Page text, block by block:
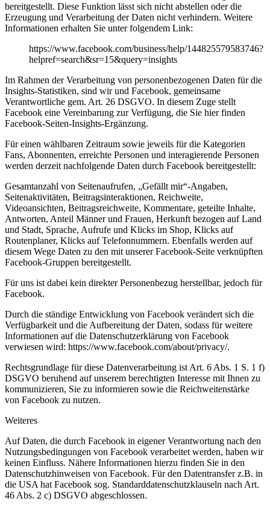
bereitgestellt. Diese Funktion lässt sich nicht abstellen oder die
Erzeugung und Verarbeitung der Daten nicht verhindern. Weitere
Informationen erhalten Sie unter folgendem Link:
https://www.facebook.com/business/help/144825579583746?
helpref=search&sr=15&query=insights
Im Rahmen der Verarbeitung von personenbezogenen Daten für die
Insights-Statistiken, sind wir und Facebook, gemeinsame
Verantwortliche gem. Art. 26 DSGVO. In diesem Zuge stellt
Facebook eine Vereinbarung zur Verfügung, die Sie hier finden
Facebook-Seiten-Insights-Ergänzung.
Für einen wählbaren Zeitraum sowie jeweils für die Kategorien
Fans, Abonnenten, erreichte Personen und interagierende Personen
werden derzeit nachfolgende Daten durch Facebook bereitgestellt:
Gesamtanzahl von Seitenaufrufen, „Gefällt mir“-Angaben,
Seitenaktivitäten, Beitragsinteraktionen, Reichweite,
Videoansichten, Beitragsreichweite, Kommentare, geteilte Inhalte,
Antworten, Anteil Männer und Frauen, Herkunft bezogen auf Land
und Stadt, Sprache, Aufrufe und Klicks im Shop, Klicks auf
Routenplaner, Klicks auf Telefonnummern. Ebenfalls werden auf
diesem Wege Daten zu den mit unserer Facebook-Seite verknüpften
Facebook-Gruppen bereitgestellt.
Für uns ist dabei kein direkter Personenbezug herstellbar, jedoch für
Facebook.
Durch die ständige Entwicklung von Facebook verändert sich die
Verfügbarkeit und die Aufbereitung der Daten, sodass für weitere
Informationen auf die Datenschutzerklärung von Facebook
verwiesen wird: https://www.facebook.com/about/privacy/.
Rechtsgrundlage für diese Datenverarbeitung ist Art. 6 Abs. 1 S. 1 f)
DSGVO beruhend auf unserem berechtigten Interesse mit Ihnen zu
kommunizieren, Sie zu informieren sowie die Reichweitenstärke
von Facebook zu nutzen.
Weiteres
Auf Daten, die durch Facebook in eigener Verantwortung nach den
Nutzungsbedingungen von Facebook verarbeitet werden, haben wir
keinen Einfluss. Nähere Informationen hierzu finden Sie in den
Datenschutzhinweisen von Facebook. Für den Datentransfer z.B. in
die USA hat Facebook sog. Standarddatenschutzklauseln nach Art.
46 Abs. 2 c) DSGVO abgeschlossen.